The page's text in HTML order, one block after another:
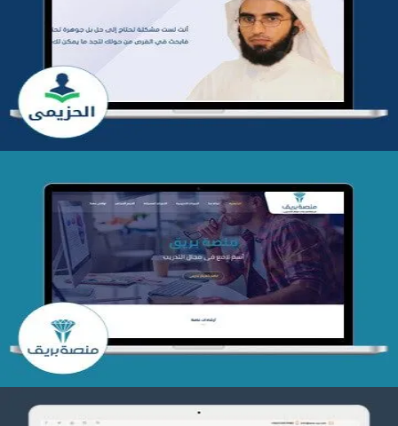
تطوير موقع المدرب ياسر الحزيمي
التفاصيل
تصميم منصة بريق
التفاصيل